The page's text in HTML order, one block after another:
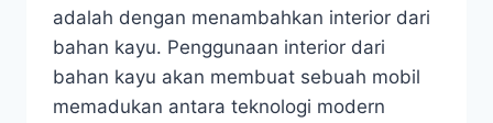
adalah dengan menambahkan interior dari
bahan kayu. Penggunaan interior dari
bahan kayu akan membuat sebuah mobil
memadukan antara teknologi modern